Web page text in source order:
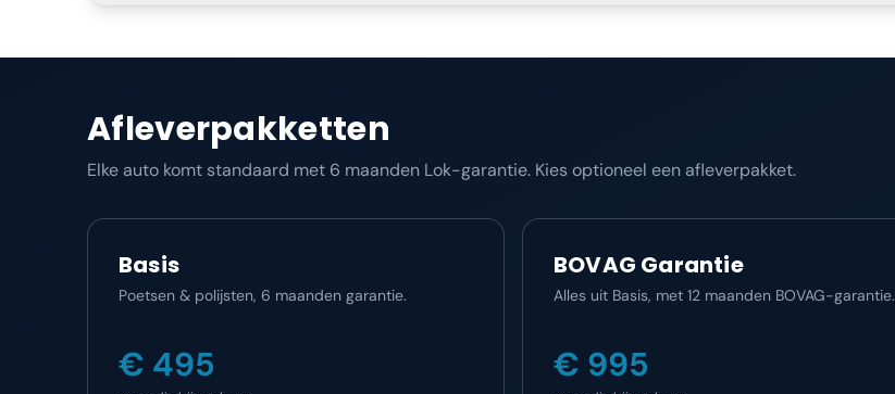
Afleverpakketten
Elke auto komt standaard met 6 maanden Lok-garantie. Kies optioneel een afleverpakket.
Basis
Poetsen & polijsten, 6 maanden garantie.
€ 495
BOVAG Garantie
Alles uit Basis, met 12 maanden BOVAG-garantie.
€ 995